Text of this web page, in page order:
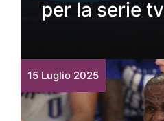
per la serie tv
15 Luglio 2025